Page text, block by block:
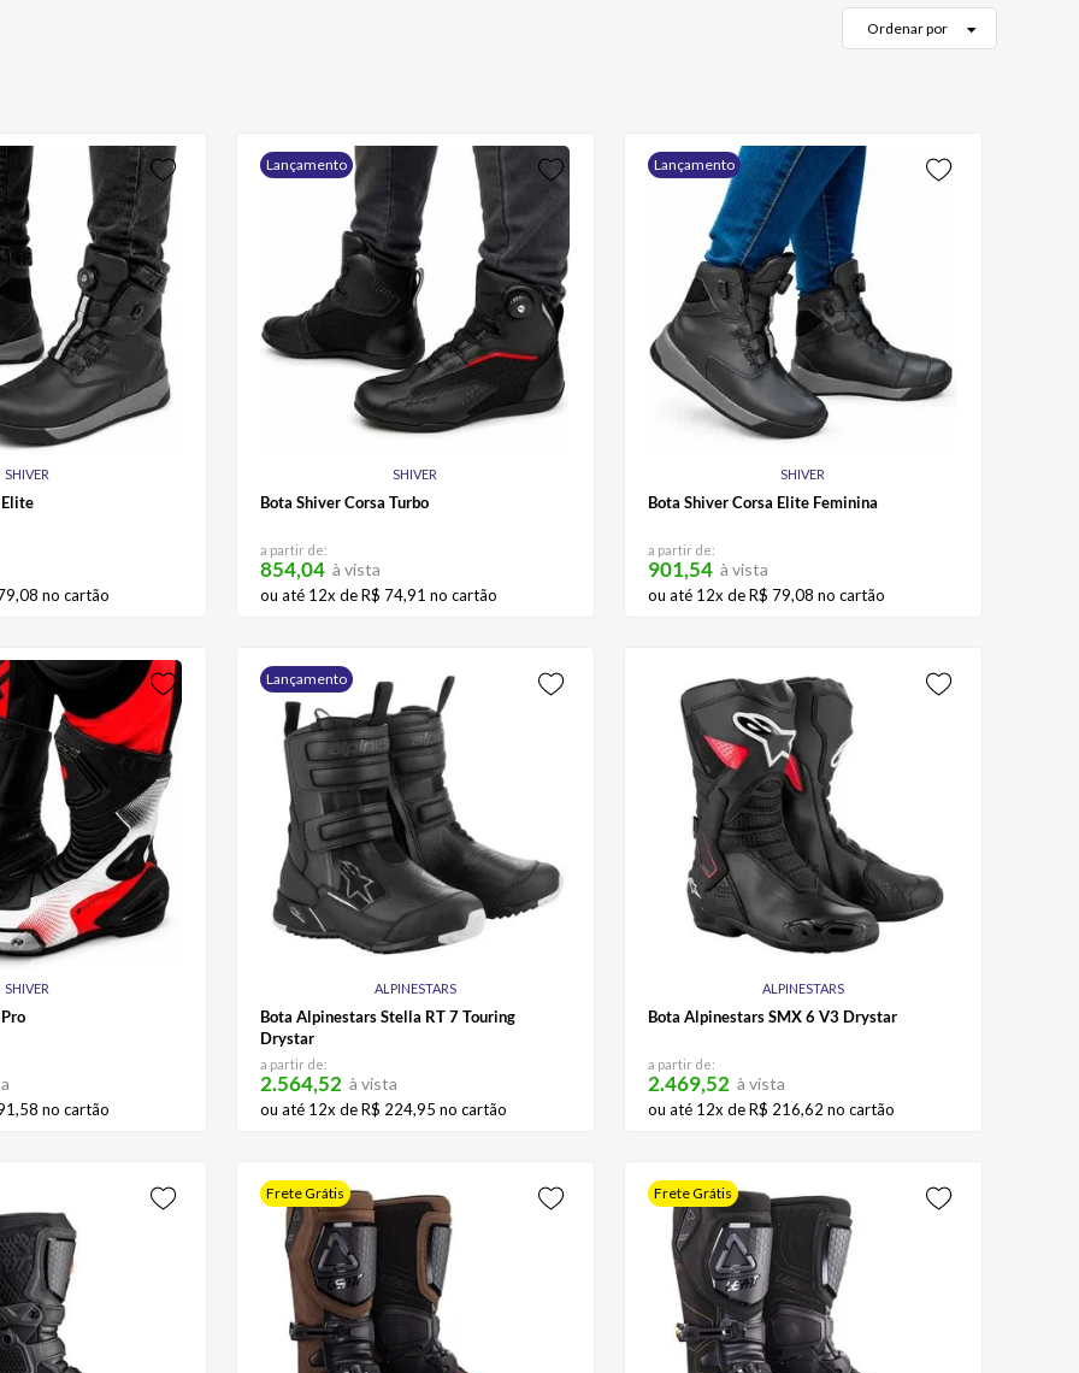
Ordenar por
SHIVER
Elite
,08 no cartão
Lançamento
SHIVER
Bota Shiver Corsa Turbo
a partir de:
854,04 à vista
ou até 12x deR$ 74,91 no cartão
Lançamento
SHIVER
Bota Shiver Corsa Elite Feminina
a partir de:
901,54 à vista
ou até 12x deR$ 79,08 no cartão
SHIVER
,58 no cartão
Lançamento
ALPINESTARS
Bota Alpinestars Stella RT 7 Touring
Drystar
a partir de:
2.564,52 à vista
ou até 12x deR$ 224,95 no cartão
ALPINESTARS
Bota Alpinestars SMX 6 V3 Drystar
a partir de:
2.469,52 à vista
ou até 12x deR$ 216,62 no cartão
Frete Grátis Frete Grátis